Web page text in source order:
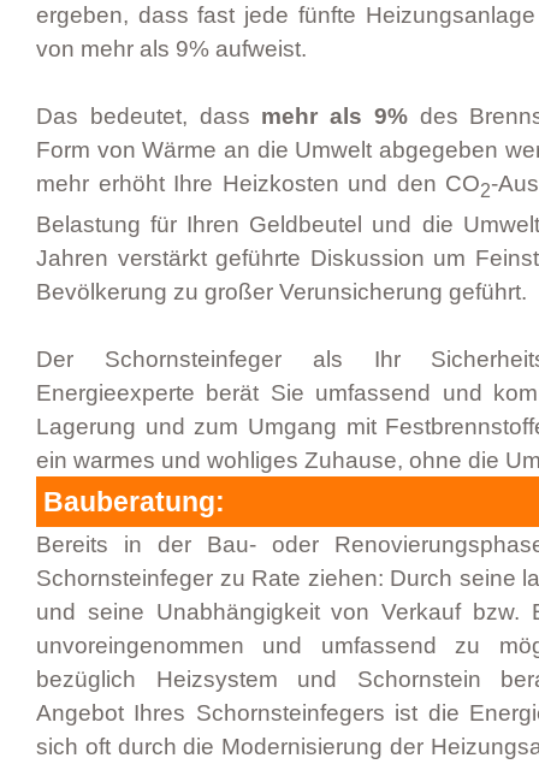
ergeben, dass fast jede fünfte
von mehr als 9% aufweist.
Das bedeutet, dass mehr als 9%des
Form von Wärme an die Umwelt abgegeben
mehr erhöht Ihre Heizkosten und den CO2-
Belastung für Ihren Geldbeutel und die
Jahren verstärkt geführte Diskussion um
Bevölkerung zu großer Verunsicherung geführt.
Der Schornsteinfeger als Ihr
Energieexperte berät Sie umfassend und
Lagerung und zum Umgang mit
ein warmes und wohliges Zuhause, ohne die
Bauberatung:
Bereits in der Bau- oder
Schornsteinfeger zu Rate ziehen: Durch seine
und seine Unabhängigkeit von Verkauf bzw.
unvoreingenommen und umfassend zu
bezüglich Heizsystem und Schornstein
Angebot Ihres Schornsteinfegers ist die
sich oft durch die Modernisierung der